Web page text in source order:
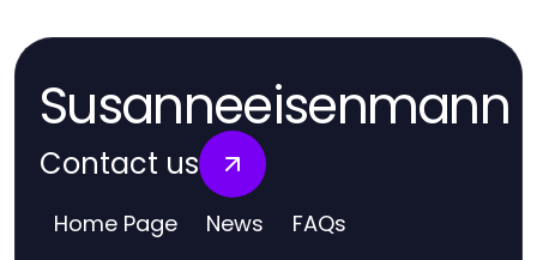
Susanneeisenmann
Contact us
Home Page News
FAQs